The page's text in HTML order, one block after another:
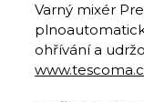
Varný mixér
ohřívání a